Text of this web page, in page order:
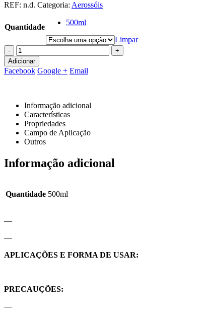
REF: n.d. Categoria: Aerossóis
Quantidade
500ml
Limpar
-
+
Adicionar
Facebook Google + Email
Informação adicional
Características
Propriedades
Campo de Aplicação
Outros
Informação adicional
Quantidade 500ml
—
—
APLICAÇÕES E FORMA DE USAR:
PRECAUÇÕES:
—